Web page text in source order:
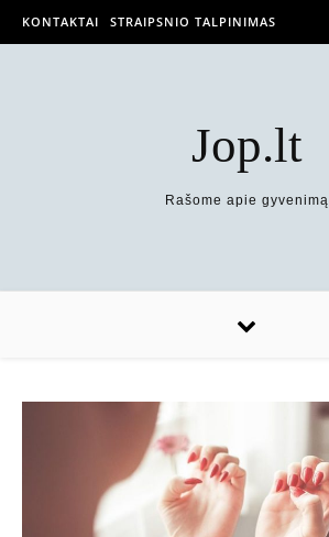
KONTAKTAI STRAIPSNIO TALPINIMAS
Jop.lt
Rašome apie gyvenimą